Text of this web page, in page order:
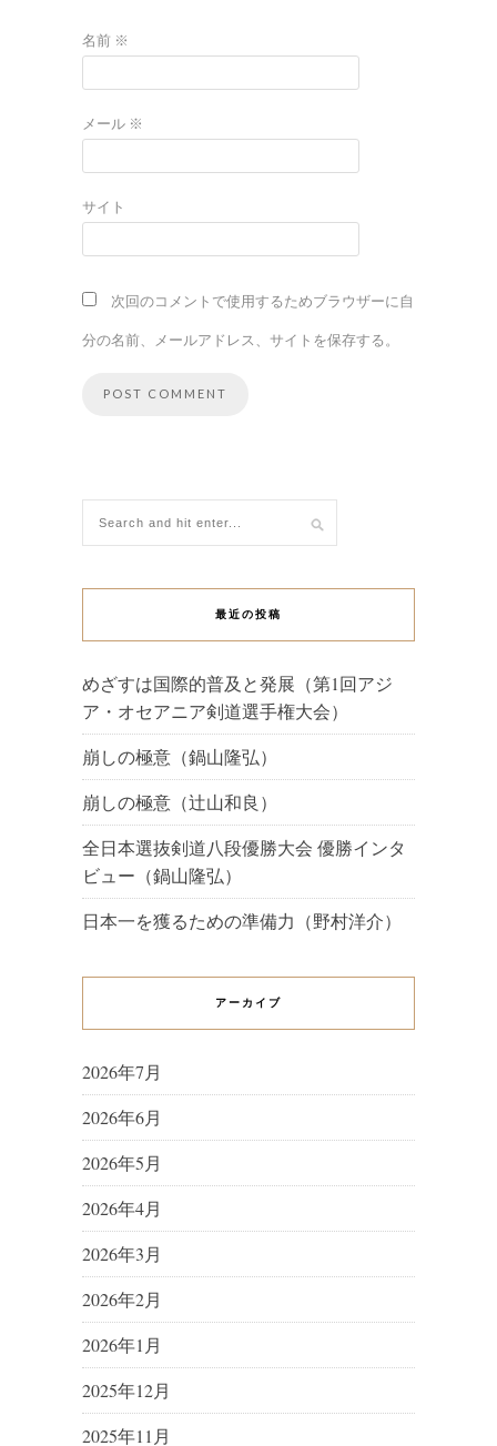
名前 ※
メール ※
サイト
次回のコメントで使用するためブラウザーに自
分の名前、メールアドレス、サイトを保存する。
最近の投稿
めざすは国際的普及と発展（第1回アジ
ア・オセアニア剣道選手権大会）
崩しの極意（鍋山隆弘）
崩しの極意（辻山和良）
全日本選抜剣道八段優勝大会 優勝インタ
ビュー（鍋山隆弘）
日本一を獲るための準備力（野村洋介）
アーカイブ
2026年7月
2026年6月
2026年5月
2026年4月
2026年3月
2026年2月
2026年1月
2025年12月
2025年11月